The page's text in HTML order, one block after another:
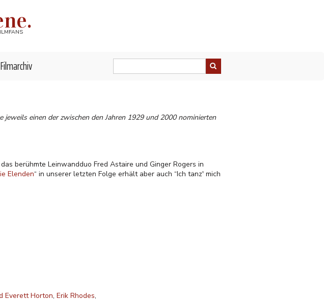
Filmarchiv
einen der zwischen den Jahren 1929 und 2000 nominierten
berühmte Leinwandduo Fred Astaire und Ginger Rogers in
Elenden“ in unserer letzten Folge erhält aber auch “Ich tanz' mich
Everett Horton Erik Rhodes